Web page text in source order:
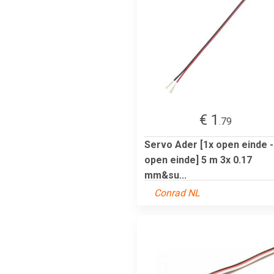
€ 1 .79
Servo Ader [1x open einde
open einde] 5 m 3x 0.17
mm&su...
Conrad NL